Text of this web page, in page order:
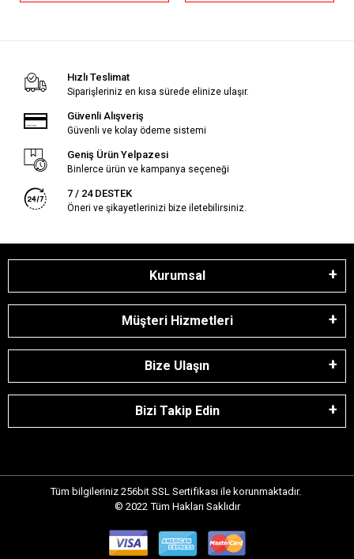
Hızlı Teslimat
Siparişleriniz en kısa sürede elinize ulaşır.
Güvenli Alışveriş
Güvenli ve kolay ödeme sistemi
Geniş Ürün Yelpazesi
Binlerce ürün ve kampanya seçeneği
7 / 24 DESTEK
Öneri ve şikayetlerinizi bize iletebilirsiniz.
Kurumsal
Müşteri Hizmetleri
Bize Ulaşın
Bizi Takip Edin
Tüm bilgileriniz 256bit SSL Sertifikası ile korunmaktadır.
© 2022 Tüm Hakları Saklıdır